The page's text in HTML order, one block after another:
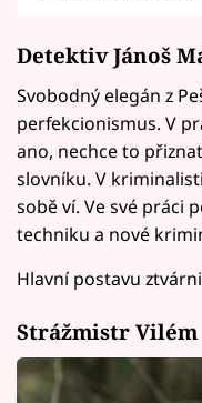
Detektiv Jánoš
Svobodný elegán z
perfekcionismus. V
ano, nechce to
slovníku. V
sobě ví. Ve své práci
techniku a nové
Hlavní postavu
Strážmistr Vilém